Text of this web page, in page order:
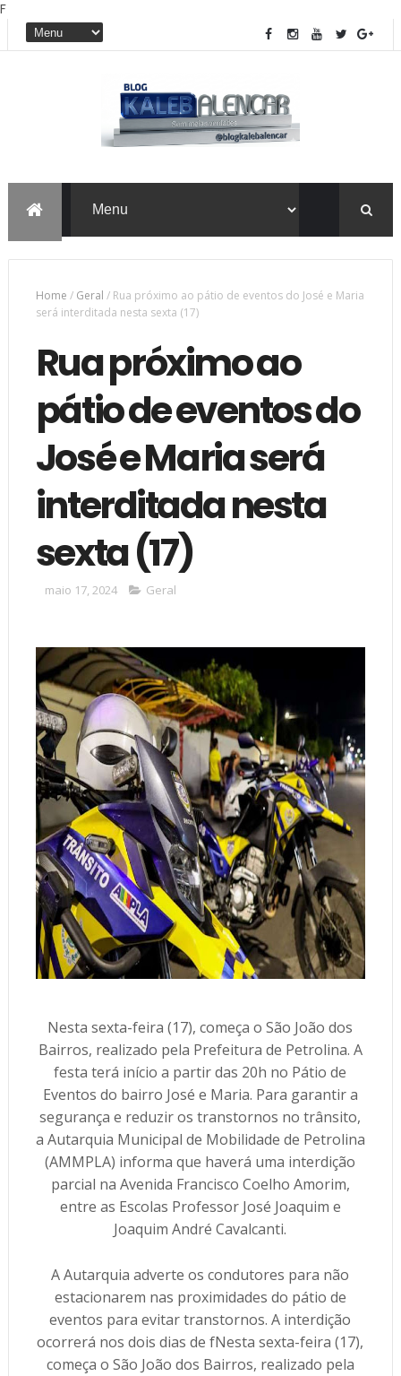
F
Home / Geral / Rua próximo ao pátio de eventos do José e Maria
será interditada nesta sexta (17)
Rua próximo ao
pátio de eventos do
José e Maria será
interditada nesta
sexta (17)
maio 17, 2024 Geral
Nesta sexta-feira (17), começa o São João dos
Bairros, realizado pela Prefeitura de Petrolina. A
festa terá início a partir das 20h no Pátio de
Eventos do bairro José e Maria. Para garantir a
segurança e reduzir os transtornos no trânsito,
a Autarquia Municipal de Mobilidade de Petrolina
(AMMPLA) informa que haverá uma interdição
parcial na Avenida Francisco Coelho Amorim,
entre as Escolas Professor José Joaquim e
Joaquim André Cavalcanti.
A Autarquia adverte os condutores para não
estacionarem nas proximidades do pátio de
eventos para evitar transtornos. A interdição
ocorrerá nos dois dias de fNesta sexta-feira (17),
começa o São João dos Bairros, realizado pela